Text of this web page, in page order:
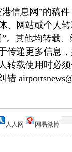
息网”的稿件
、网站或个人
。其他均转载
传递更多信息
转载使用时必
人人网 网易微博